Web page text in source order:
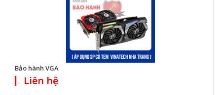
Bảo hành VGA
Liên hệ